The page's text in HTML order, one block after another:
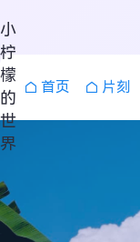
小
柠
檬
的
世
界
首页 片刻